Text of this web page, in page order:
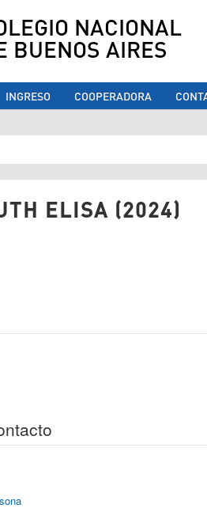
NACIONAL
BUENOS AIRES
INGRESO COOPERADORA
usted aquí
ELISA (2024)